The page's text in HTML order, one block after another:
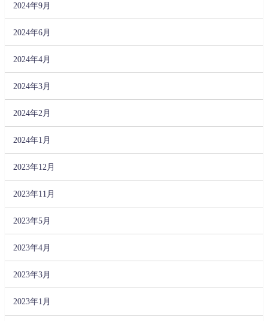
2024年9月
2024年6月
2024年4月
2024年3月
2024年2月
2024年1月
2023年12月
2023年11月
2023年5月
2023年4月
2023年3月
2023年1月